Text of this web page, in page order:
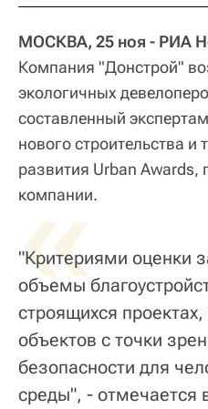
МОСКВА, 25 ноя - РИА
Компания "Донстрой"
экологичных
составленный
нового строительства и
развития Urban Awards,
компании.
«
"Критериями оценки
объемы
строящихся
объектов с точки
безопасности для
среды", - отмечается